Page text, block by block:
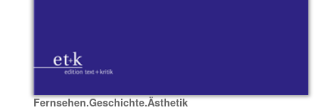
Fernsehen.Geschichte.Ästhetik